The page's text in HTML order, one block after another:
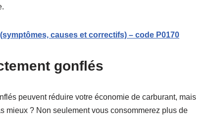
causes et correctifs) – code P0170
gonflés
peuvent réduire votre économie de carburant, mais
mieux ? Non seulement vous consommerez plus de